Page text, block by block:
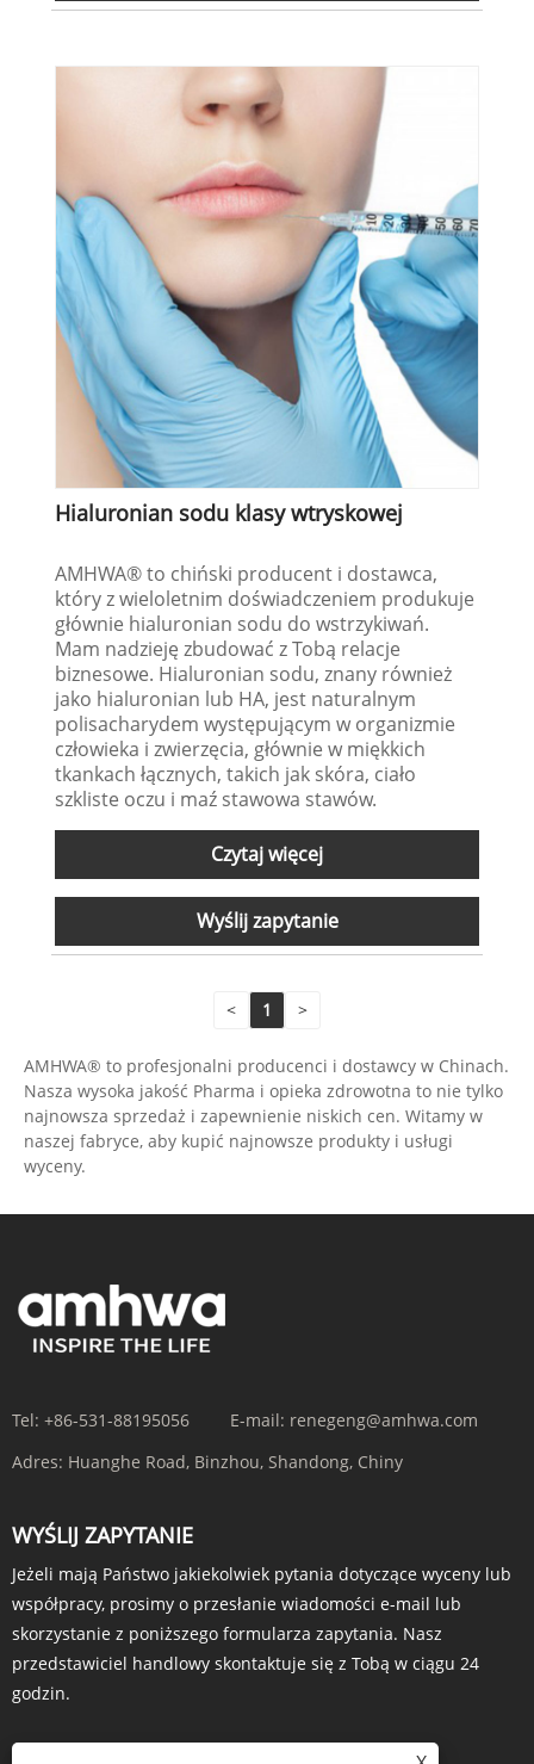
Hialuronian sodu klasy wtryskowej
AMHWA® to chiński producent i dostawca,
który z wieloletnim doświadczeniem produkuje
głównie hialuronian sodu do wstrzykiwań.
Mam nadzieję zbudować z Tobą relacje
biznesowe. Hialuronian sodu, znany również
jako hialuronian lub HA, jest naturalnym
polisacharydem występującym w organizmie
człowieka i zwierzęcia, głównie w miękkich
tkankach łącznych, takich jak skóra, ciało
szkliste oczu i maź stawowa stawów.
Czytaj więcej
Wyślij zapytanie
< 1 >
AMHWA® to profesjonalni producenci i dostawcy w Chinach.
Nasza wysoka jakość Pharma i opieka zdrowotna to nie tylko
najnowsza sprzedaż i zapewnienie niskich cen. Witamy w
naszej fabryce, aby kupić najnowsze produkty i usługi
wyceny.
Tel: +86-531-88195056 E-mail: renegeng@amhwa.com
Adres: Huanghe Road, Binzhou, Shandong, Chiny
WYŚLIJ ZAPYTANIE
Jeżeli mają Państwo jakiekolwiek pytania dotyczące wyceny lub
współpracy, prosimy o przesłanie wiadomości e-mail lub
skorzystanie z poniższego formularza zapytania. Nasz
przedstawiciel handlowy skontaktuje się z Tobą w ciągu 24
godzin.